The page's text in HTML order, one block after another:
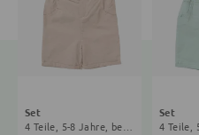
Set
4 Teile, 5-8 Jahre, beige, hellblau
Set